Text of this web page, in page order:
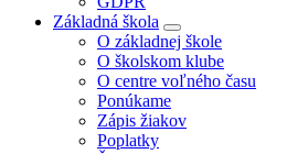
Základná škola
O základnej škole
O školskom klube
O centre voľného času
Ponúkame
Zápis žiakov
Poplatky